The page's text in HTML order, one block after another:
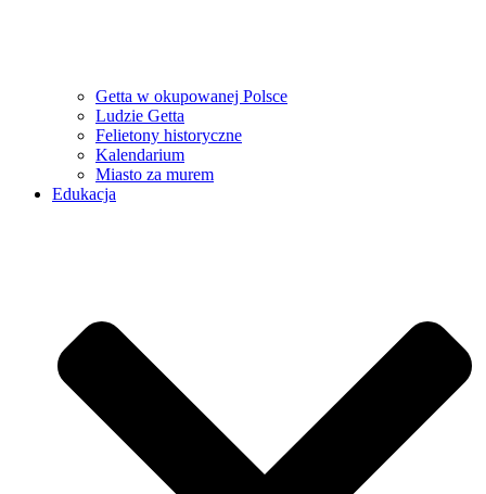
Getta w okupowanej Polsce
Ludzie Getta
Felietony historyczne
Kalendarium
Miasto za murem
Edukacja